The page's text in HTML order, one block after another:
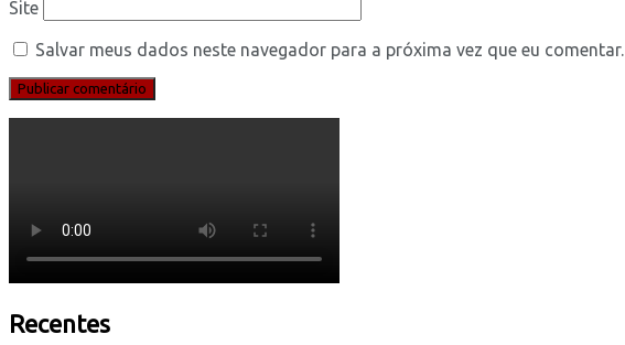
Site
Salvar meus dados neste navegador para a próxima vez que eu comentar.
Recentes